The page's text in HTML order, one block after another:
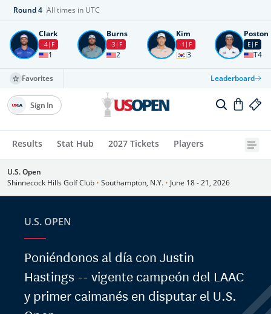
Round4 All times in UTC
Clark
-4 F
1
Burns
-3 F
2
Kim
-1 F
3
Poston
E F
T4
Favorites Leaderboard
Results Stat Hub 2027 Tickets Players
Sign In
U.S. Open
Shinnecock Hills Golf Club • Southampton, N.Y. • June 18 - 21, 2026
U.S. OPEN
Poniéndonos al día con Justin
Hastings -- vigente campeón del LAAC
y primer caimanés en disputar el U.S.